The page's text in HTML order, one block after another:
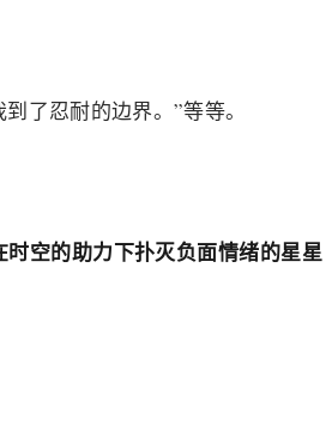
了忍耐的边界。”等等。
空的助力下扑灭负面情绪的星星